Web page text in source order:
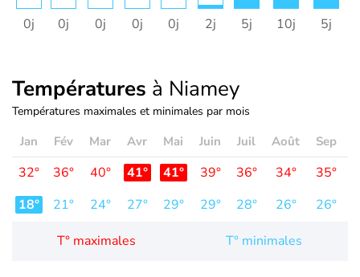
0j 0j 0j 0j 0j 2j 5j 10j 5j
Températures à Niamey
Températures maximales et minimales par mois
Jan Fév Mar Avr Mai Juin Juil Août Sep
32° 36° 40° 41° 41° 39° 36° 34° 35°
18°
21° 24° 27° 29° 29° 28° 26° 26°
T° maximales T° minimales